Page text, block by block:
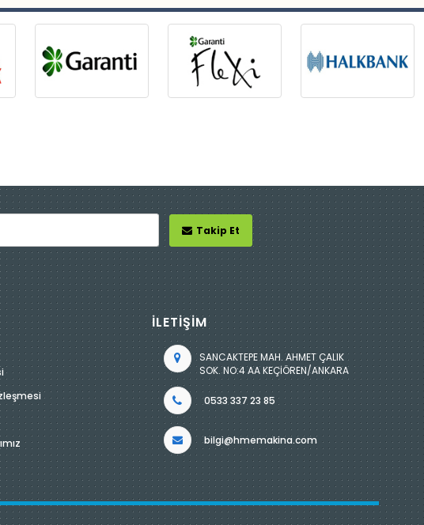
Takip Et
İLETİŞİM
SANCAKTEPE MAH. AHMET ÇALIK
SOK. NO:4 AA KEÇİÖREN/ANKARA
0533 337 23 85
bilgi@hmemakina.com